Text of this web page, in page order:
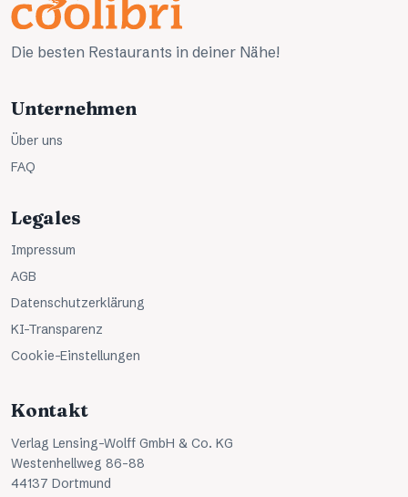
Die besten Restaurants in deiner Nähe!
Unternehmen
Über uns
FAQ
Legales
Impressum
AGB
Datenschutzerklärung
KI-Transparenz
Cookie-Einstellungen
Kontakt
Verlag Lensing-Wolff GmbH & Co. KG
Westenhellweg 86-88
44137 Dortmund